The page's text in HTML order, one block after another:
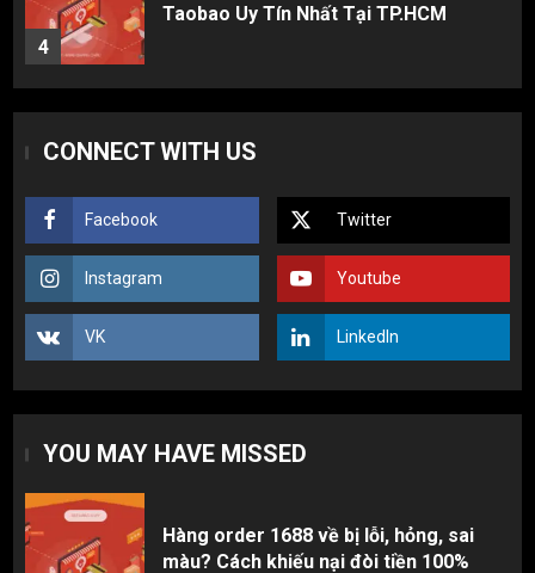
5
Cách thanh toán khi tự đặt hàng
1
Hàng order 1688 về bị lỗi, hỏng, sai
3 sai lầm chí mạng khiến người mới
nhập hàng Trung Quốc bị lỗ vốn, ôm sô
3
rẻ giật mình cho dân buôn mới
CONNECT WITH US
Facebook Twitter
Instagram Youtube
VK LinkedIn
YOU MAY HAVE MISSED
Hàng order 1688 về bị lỗi, hỏng, sai
màu? Cách khiếu nại đòi tiền 100%